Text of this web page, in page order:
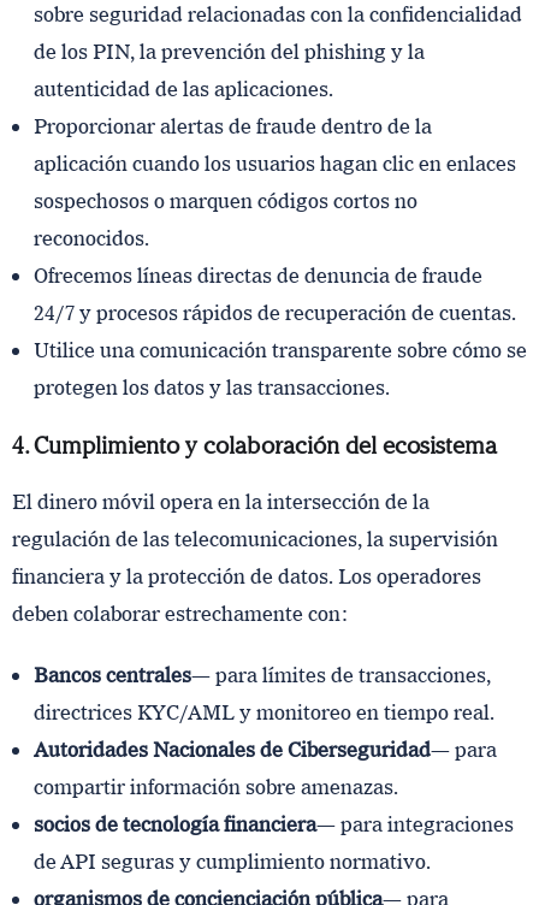
sobre seguridad relacionadas con la confidencialidad
de los PIN, la prevención del phishing y la
autenticidad de las aplicaciones.
Proporcionar alertas de fraude dentro de la
aplicación cuando los usuarios hagan clic en enlaces
sospechosos o marquen códigos cortos no
reconocidos.
Ofrecemos líneas directas de denuncia de fraude
24/7 y procesos rápidos de recuperación de cuentas.
Utilice una comunicación transparente sobre cómo se
protegen los datos y las transacciones.
4. Cumplimiento y colaboración del ecosistema
El dinero móvil opera en la intersección de la
regulación de las telecomunicaciones, la supervisión
financiera y la protección de datos. Los operadores
deben colaborar estrechamente con:
Bancos centrales— para límites de transacciones,
directrices KYC/AML y monitoreo en tiempo real.
Autoridades Nacionales de Ciberseguridad— para
compartir información sobre amenazas.
socios de tecnología financiera— para integraciones
de API seguras y cumplimiento normativo.
organismos de concienciación pública— para